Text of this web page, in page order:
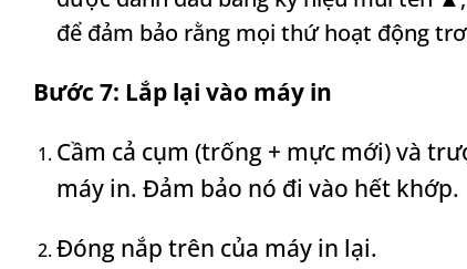
để đảm bảo rằng mọi thứ hoạt động
Bước 7: Lắp lại vào máy in
Cầm cả cụm (trống + mực mới) và
máy in. Đảm bảo nó đi vào hết khớp.
Đóng nắp trên của máy in lại.